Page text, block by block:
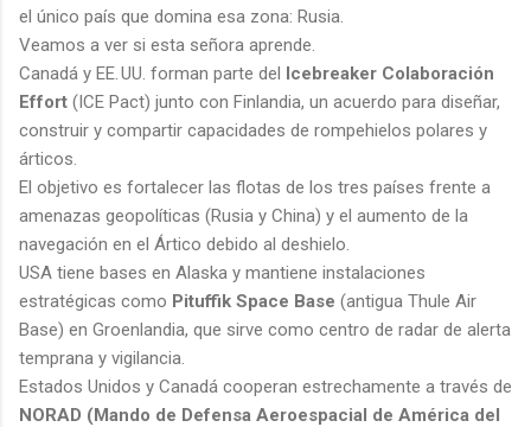
el único país que domina esa zona: Rusia.
Veamos a ver si esta señora aprende.
Canadá y EE. UU. forman parte del Icebreaker Colaboración
Effort (ICE Pact) junto con Finlandia, un acuerdo para diseñar,
construir y compartir capacidades de rompehielos polares y
árticos.
El objetivo es fortalecer las flotas de los tres países frente a
amenazas geopolíticas (Rusia y China) y el aumento de la
navegación en el Ártico debido al deshielo.
USA tiene bases en Alaska y mantiene instalaciones
estratégicas como Pituffik Space Base (antigua Thule Air
Base) en Groenlandia, que sirve como centro de radar de alerta
temprana y vigilancia.
Estados Unidos y Canadá cooperan estrechamente a través de
NORAD (Mando de Defensa Aeroespacial de América del